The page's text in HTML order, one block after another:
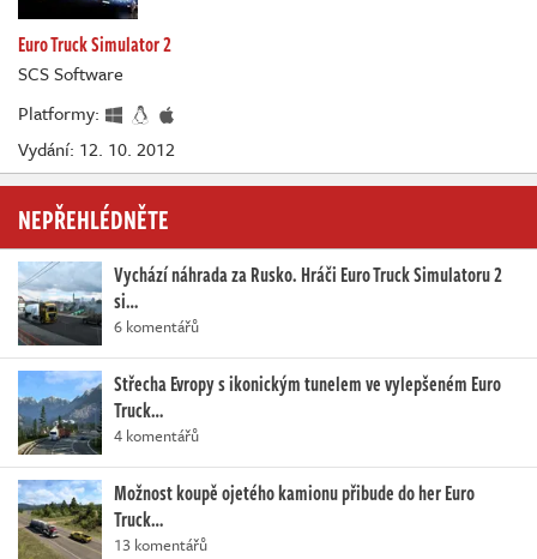
Euro Truck Simulator 2
SCS Software
Platformy:
Vydání: 12. 10. 2012
NEPŘEHLÉDNĚTE
Vychází náhrada za Rusko. Hráči Euro Truck Simulatoru 2
si…
6 komentářů
Střecha Evropy s ikonickým tunelem ve vylepšeném Euro
Truck…
4 komentářů
Možnost koupě ojetého kamionu přibude do her Euro
Truck…
13 komentářů